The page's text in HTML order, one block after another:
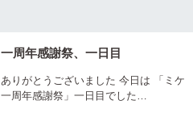
一周年感謝祭、一日目
ありがとうございました 今日は 「ミケ
一周年感謝祭」一日目でした…